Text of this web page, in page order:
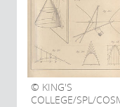
KING'S
COLLEGE/SPL/